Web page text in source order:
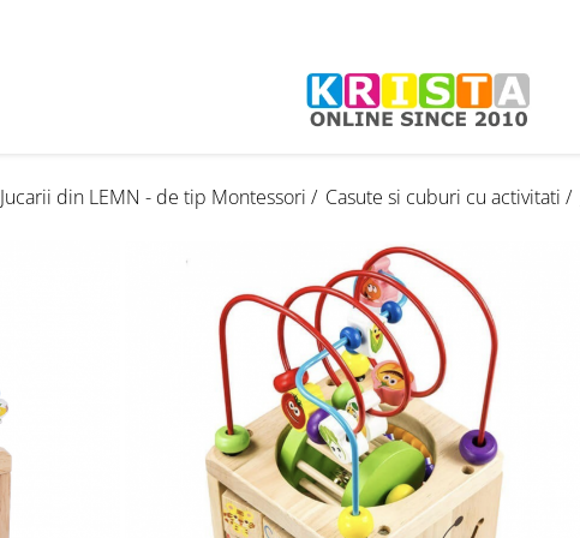
Jucarii din LEMN - de tip Montessori / Casute si cuburi cu activitati /